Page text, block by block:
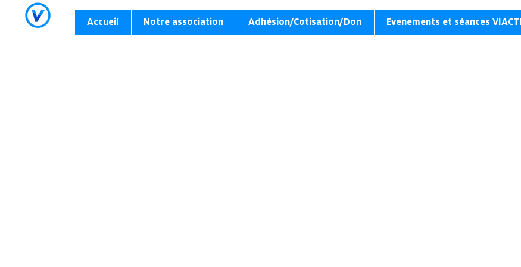
Accueil Notre association Adhésion/Cotisation/Don Evenements et séances VIACTI